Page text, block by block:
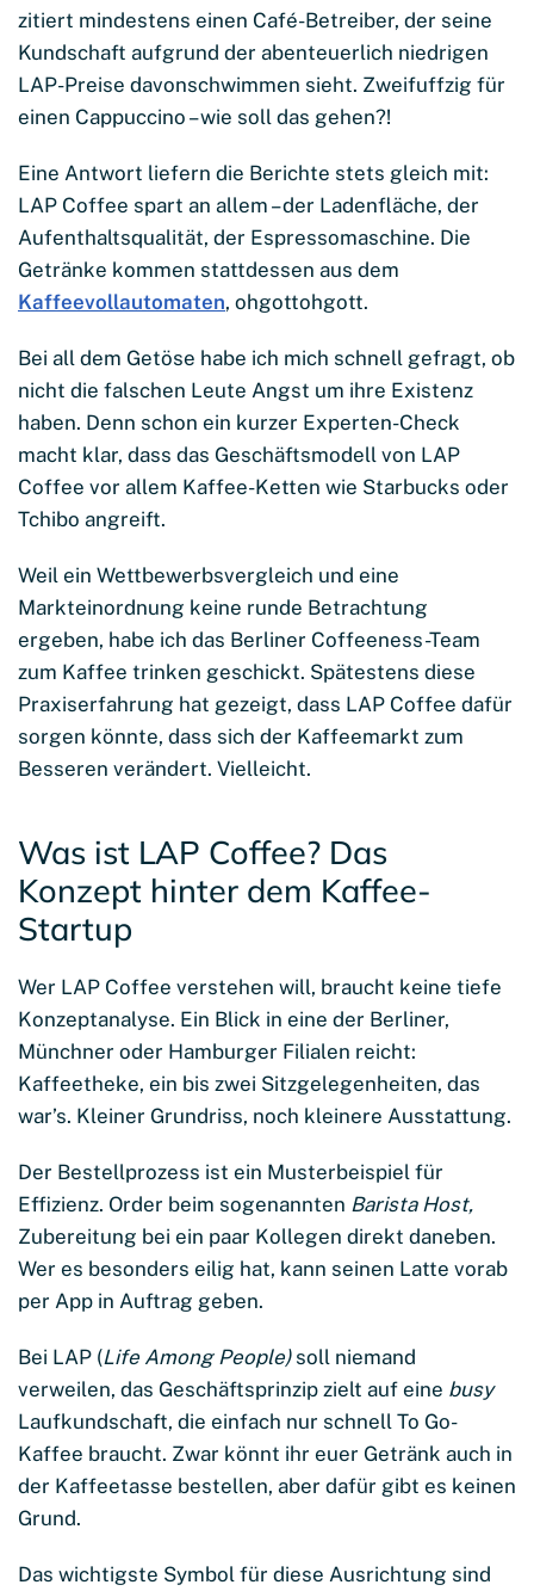
zitiert mindestens einen Café-Betreiber, der seine
Kundschaft aufgrund der abenteuerlich niedrigen
LAP-Preise davonschwimmen sieht. Zweifuffzig für
einen Cappuccino – wie soll das gehen?!
Eine Antwort liefern die Berichte stets gleich mit:
LAP Coffee spart an allem – der Ladenfläche, der
Aufenthaltsqualität, der Espressomaschine. Die
Getränke kommen stattdessen aus dem
Kaffeevollautomaten, ohgottohgott.
Bei all dem Getöse habe ich mich schnell gefragt, ob
nicht die falschen Leute Angst um ihre Existenz
haben. Denn schon ein kurzer Experten-Check
macht klar, dass das Geschäftsmodell von LAP
Coffee vor allem Kaffee-Ketten wie Starbucks oder
Tchibo angreift.
Weil ein Wettbewerbsvergleich und eine
Markteinordnung keine runde Betrachtung
ergeben, habe ich das Berliner Coffeeness-Team
zum Kaffee trinken geschickt. Spätestens diese
Praxiserfahrung hat gezeigt, dass LAP Coffee dafür
sorgen könnte, dass sich der Kaffeemarkt zum
Besseren verändert. Vielleicht.
Was ist LAP Coffee? Das
Konzept hinter dem Kaffee-
Startup
Wer LAP Coffee verstehen will, braucht keine tiefe
Konzeptanalyse. Ein Blick in eine der Berliner,
Münchner oder Hamburger Filialen reicht:
Kaffeetheke, ein bis zwei Sitzgelegenheiten, das
war’s. Kleiner Grundriss, noch kleinere Ausstattung.
Der Bestellprozess ist ein Musterbeispiel für
Effizienz. Order beim sogenannten Barista Host,
Zubereitung bei ein paar Kollegen direkt daneben.
Wer es besonders eilig hat, kann seinen Latte vorab
per App in Auftrag geben.
Bei LAP (Life Among People) soll niemand
verweilen, das Geschäftsprinzip zielt auf eine busy
Laufkundschaft, die einfach nur schnell To Go-
Kaffee braucht. Zwar könnt ihr euer Getränk auch in
der Kaffeetasse bestellen, aber dafür gibt es keinen
Grund.
Das wichtigste Symbol für diese Ausrichtung sind